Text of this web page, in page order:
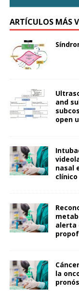
ARTÍCULOS MÁS
and
open
nasal
clínico
alerta
la